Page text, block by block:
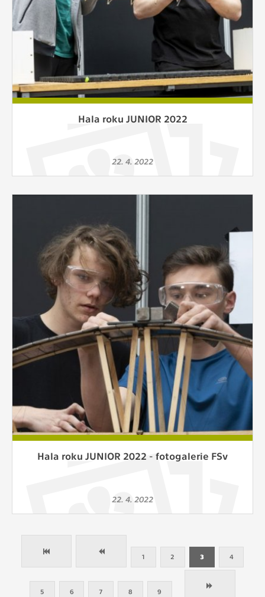
Hala roku JUNIOR 2022
22. 4. 2022
Hala roku JUNIOR 2022 - fotogalerie FSv
22. 4. 2022
1 2 3 4
5 6 7 8 9